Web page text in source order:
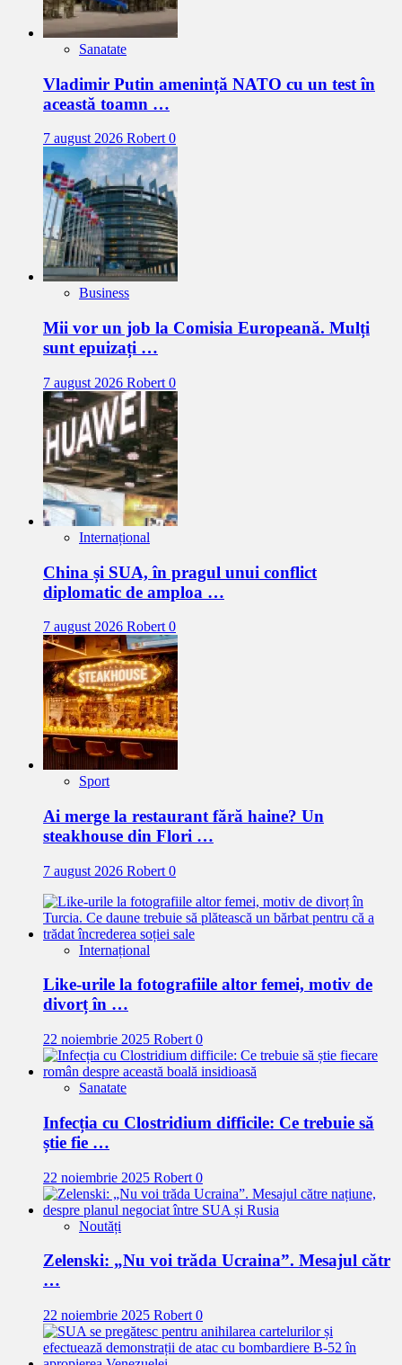
Sanatate
Vladimir Putin amenință NATO cu un test în
această toamn …
7 august 2026 Robert0
Business
Mii vor un job la Comisia Europeană. Mulți
sunt epuizați …
7 august 2026 Robert 0
Internațional
China și SUA, în pragul unui conflict
diplomatic de amploa …
7 august 2026 Robert 0
Sport
Ai merge la restaurant fără haine? Un
steakhouse din Flori …
7 august 2026 Robert 0
Internațional
Like-urile la fotografiile altor femei, motiv de
divorț în …
22 noiembrie 2025 Robert 0
Sanatate
Infecția cu Clostridium difficile: Ce trebuie să
știe fie …
22 noiembrie 2025 Robert 0
Noutăți
Zelenski: „Nu voi trăda Ucraina”. Mesajul cătr
…
22 noiembrie 2025 Robert 0